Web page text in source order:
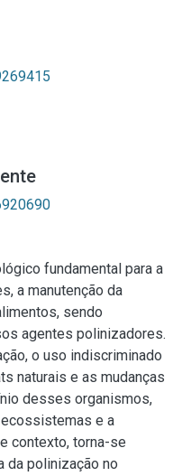
fundamental para a
a manutenção da
sendo
agentes polinizadores.
o uso indiscriminado
naturais e as mudanças
desses organismos,
e a
contexto, torna-se
da polinização no